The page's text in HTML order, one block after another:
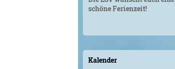
schöne Ferienzeit!
Kalender